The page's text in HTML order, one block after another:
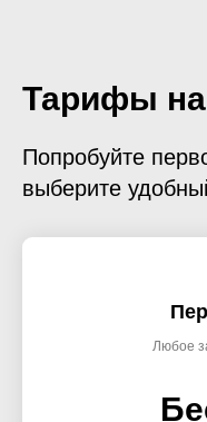
Тарифы
Попробуйте
выберите
Любое